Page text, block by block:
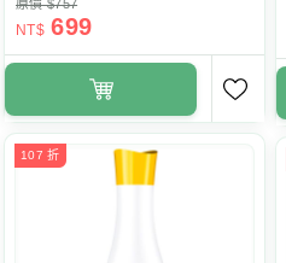
原價 $757
NT$ 699
107 折